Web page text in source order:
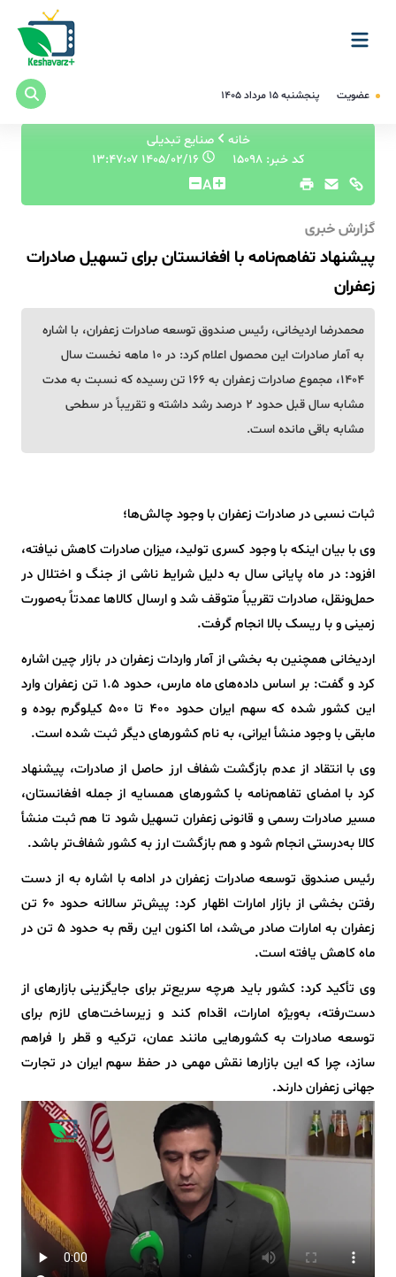
عضویت پنجشنبه ۱۵ مرداد ۱۴۰۵
خانه
صنایع تبدیلی
کد خبر: 15098
۱۴۰۵/۰۲/۱۶ ۱۳:۴۷:۰۷
A
گزارش خبری
پیشنهاد تفاهم‌نامه با افغانستان برای تسهیل صادرات
زعفران
محمدرضا اردیخانی، رئیس صندوق توسعه صادرات زعفران، با اشاره
به آمار صادرات این محصول اعلام کرد: در ۱۰ ماهه نخست سال
۱۴۰۴، مجموع صادرات زعفران به ۱۶۶ تن رسیده که نسبت به مدت
مشابه سال قبل حدود ۲ درصد رشد داشته و تقریباً در سطحی
مشابه باقی مانده است.
ثبات نسبی در صادرات زعفران با وجود چالش‌ها؛
وی با بیان اینکه با وجود کسری تولید، میزان صادرات کاهش نیافته،
افزود: در ماه پایانی سال به دلیل شرایط ناشی از جنگ و اختلال در
حمل‌ونقل، صادرات تقریباً متوقف شد و ارسال کالاها عمدتاً به‌صورت
زمینی و با ریسک بالا انجام گرفت.
اردیخانی همچنین به بخشی از آمار واردات زعفران در بازار چین اشاره
کرد و گفت: بر اساس داده‌های ماه مارس، حدود ۱.۵ تن زعفران وارد
این کشور شده که سهم ایران حدود ۴۰۰ تا ۵۰۰ کیلوگرم بوده و
مابقی با وجود منشأ ایرانی، به نام کشورهای دیگر ثبت شده است.
وی با انتقاد از عدم بازگشت شفاف ارز حاصل از صادرات، پیشنهاد
کرد با امضای تفاهم‌نامه با کشورهای همسایه از جمله افغانستان،
مسیر صادرات رسمی و قانونی زعفران تسهیل شود تا هم ثبت منشأ
کالا به‌درستی انجام شود و هم بازگشت ارز به کشور شفاف‌تر باشد.
رئیس صندوق توسعه صادرات زعفران در ادامه با اشاره به از دست
رفتن بخشی از بازار امارات اظهار کرد: پیش‌تر سالانه حدود ۶۰ تن
زعفران به امارات صادر می‌شد، اما اکنون این رقم به حدود ۵ تن در
ماه کاهش یافته است.
وی تأکید کرد: کشور باید هرچه سریع‌تر برای جایگزینی بازارهای از
دست‌رفته، به‌ویژه امارات، اقدام کند و زیرساخت‌های لازم برای
توسعه صادرات به کشورهایی مانند عمان، ترکیه و قطر را فراهم
سازد، چرا که این بازارها نقش مهمی در حفظ سهم ایران در تجارت
جهانی زعفران دارند.